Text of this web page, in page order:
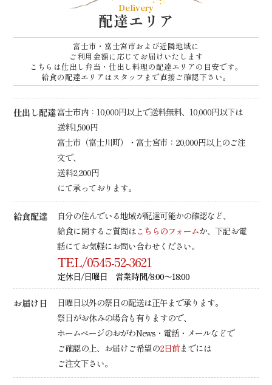
ョ
Delivery
配達エリア
富士市・富士宮市および近隣地域に
ご利用金額に応じてお届けいたします
こちらは仕出し弁当・仕出し料理の配達エリアの目安です。
給食の配達エリアはスタッフまで直接ご確認下さい。
仕出し配達富士市内：10,000円以上で送料無料、10,000円以下は
送料1,500円
富士市（富士川町）・富士宮市：20,000円以上のご注
文で、
送料2,200円
にて承っております。
給食配達
自分の住んでいる地域が配達可能かの確認など、
給食に関するご質問はこちらのフォームか、下記お電
話にてお気軽にお問い合わせください。
TEL/0545-52-3621
定休日/日曜日 営業時間/8:00～18:00
お届け日
日曜日以外の祭日の配送は正午まで承ります。
祭日がお休みの場合も有りますので、
ホームページのおがわNews・電話・メールなどで
ご確認の上、 お届けご希望の2日前までには
ご注文下さい。